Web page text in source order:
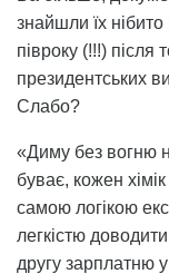
знайшли їх нібито
півроку (!!!) після
президентських
Слабо?
«Диму без вогню
буває, кожен
самою логікою
легкістю
другу зарплатню